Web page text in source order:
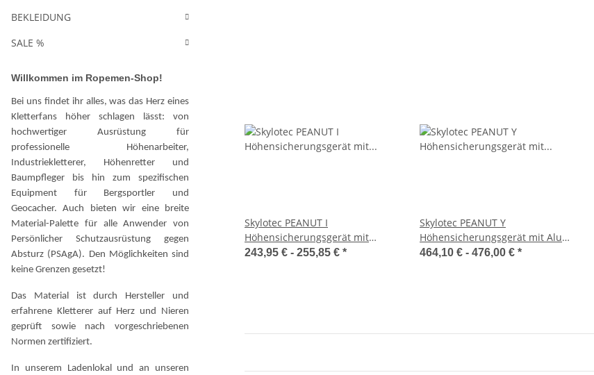
Skylotec PEANUT I
Höhensicherungsgerät mit
Stahl-Karabiner
243,95 € - 255,85 € *
Skylotec PEANUT Y
Höhensicherungsgerät mit Alu-
Karabiner
464,10 € - 476,00 € *
BEKLEIDUNG
SALE %
Willkommen im Ropemen-Shop!
Bei uns findet ihr alles, was das Herz eines
Kletterfans höher schlagen lässt: von
hochwertiger Ausrüstung für
professionelle Höhenarbeiter,
Industriekletterer, Höhenretter und
Baumpfleger bis hin zum spezifischen
Equipment für Bergsportler und
Geocacher. Auch bieten wir eine breite
Material-Palette für alle Anwender von
Persönlicher Schutzausrüstung gegen
Absturz (PSAgA). Den Möglichkeiten sind
keine Grenzen gesetzt!
Das Material ist durch Hersteller und
erfahrene Kletterer auf Herz und Nieren
geprüft sowie nach vorgeschriebenen
Normen zertifiziert.
In unserem Ladenlokal und an unseren